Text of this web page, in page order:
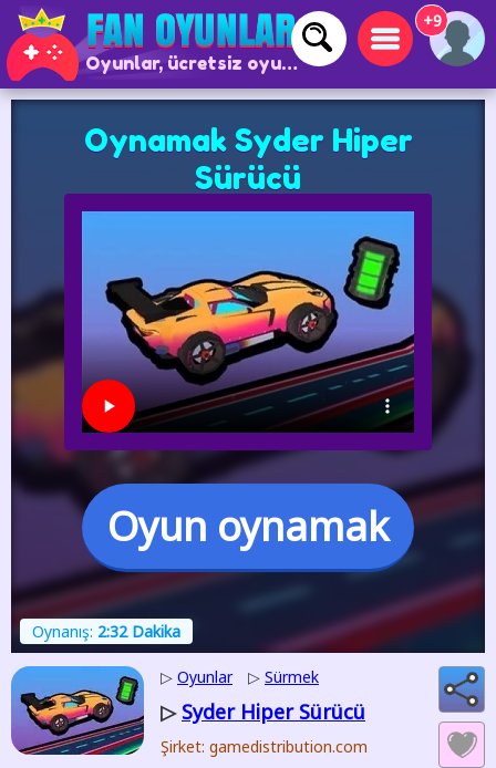
Oyunlar, ücretsiz oyunlar ve çevrimiçi oyunlar
+9
Oynamak Syder Hiper
Sürücü
Oyun oynamak
Oynanış: 2:32 Dakika
▷ Oyunlar ▷ Sürmek
▷ Syder Hiper Sürücü
Şirket: gamedistribution.com